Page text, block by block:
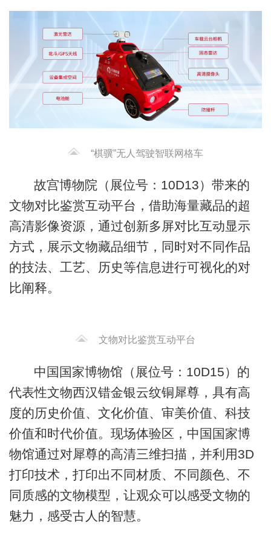
“棋骥”无人驾驶智联网格车
故宫博物院（展位号：10D13）带来的
文物对比鉴赏互动平台，借助海量藏品的超
高清影像资源，通过创新多屏对比互动显示
方式，展示文物藏品细节，同时对不同作品
的技法、工艺、历史等信息进行可视化的对
比阐释。
文物对比鉴赏互动平台
中国国家博物馆（展位号：10D15）的
代表性文物西汉错金银云纹铜犀尊，具有高
度的历史价值、文化价值、审美价值、科技
价值和时代价值。现场体验区，中国国家博
物馆通过对犀尊的高清三维扫描，并利用3D
打印技术，打印出不同材质、不同颜色、不
同质感的文物模型，让观众可以感受文物的
魅力，感受古人的智慧。